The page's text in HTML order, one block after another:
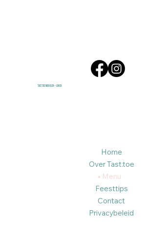
Tast.Toe Wichelen - Lunch
Home
Over Tast.toe
Menu
Feesttips
Contact
Privacybeleid